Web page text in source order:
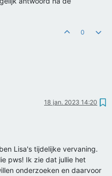
0
18 jan. 2023 14:20
Lisa's tijdelijke vervaning.
pws! Ik zie dat jullie het
onderzoeken en daarvoor